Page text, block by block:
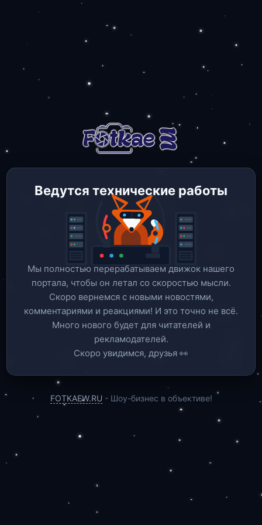
Ведутся технические работы
Мы полностью перерабатываем движок нашего
портала, чтобы он летал со скоростью мысли.
Скоро вернемся c новыми новостями,
комментариями и реакциями! И это точно не всё.
Много нового будет для читателей и
рекламодателей.
Скоро увидимся, друзья 👀
FOTKAEW.RU - Шоу-бизнес в объективе!